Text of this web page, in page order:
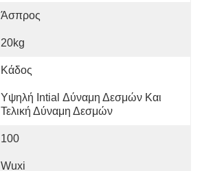
Άσπρος
20kg
Κάδος
Υψηλή Intial Δύναμη Δεσμών Και
Τελική Δύναμη Δεσμών
100
Wuxi